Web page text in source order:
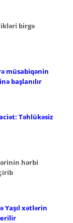
birgə
müsabiqənin
başlanılır
Təhlükəsiz
hərbi
Yaşıl xətlərin